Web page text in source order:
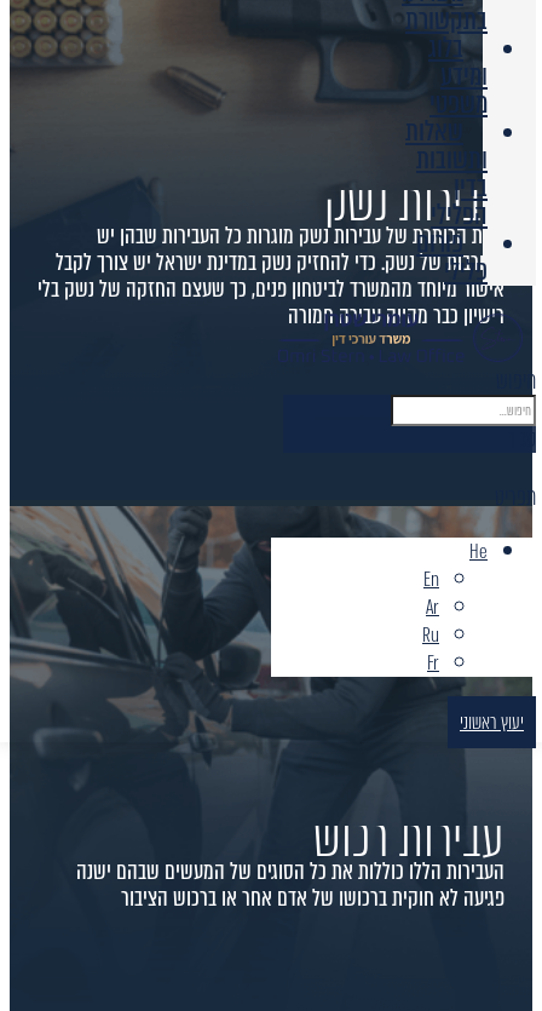
בתקשורת
בלוג
ומידע
משפטי
שאלות
ותשובות
בדין
הפלילי
פורום
פלילי
חיפוש
תפריט
He
En
Ar
Ru
Fr
יעוץ ראשוני
עבירות נשק
תחת הכותרת של עבירות נשק מוגרות כל העבירות שבהן יש
מעורבות של נשק. כדי להחזיק נשק במדינת ישראל יש צורך לקבל
אישור מיוחד מהמשרד לביטחון פנים, כך שעצם החזקה של נשק בלי
רישיון כבר מהווה עבירה חמורה
עבירות רכוש
העבירות הללו כוללות את כל הסוגים של המעשים שבהם ישנה
פגיעה לא חוקית ברכושו של אדם אחר או ברכוש הציבור